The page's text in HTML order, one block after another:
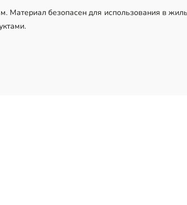
Материал безопасен для использования в